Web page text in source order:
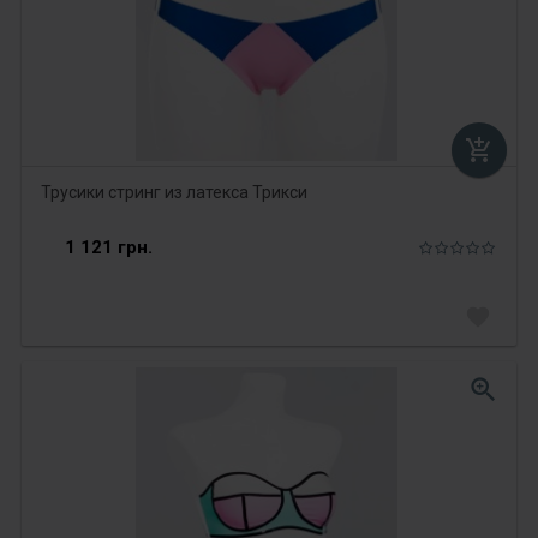
Трусики стринг из латекса Трикси
1 121 грн.
add_shopping_cart
zoom_in